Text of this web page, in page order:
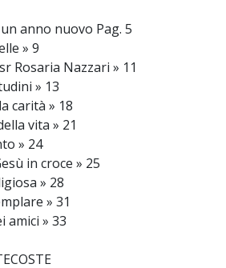
anno nuovo Pag. 5
» 9
Rosaria Nazzari » 11
» 13
carità » 18
vita » 21
» 24
in croce » 25
» 28
» 31
amici » 33